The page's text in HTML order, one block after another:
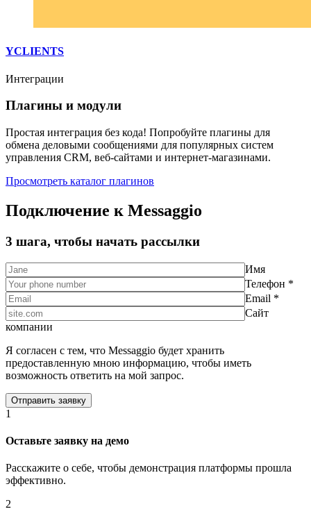
YCLIENTS
Интеграции
Плагины и модули
Простая интеграция без кода! Попробуйте плагины для
обмена деловыми сообщениями для популярных систем
управления CRM, веб-сайтами и интернет-магазинами.
Просмотреть каталог плагинов
Подключение к Messaggio
3 шага, чтобы начать рассылки
Имя
Телефон *
Email *
Сайт
компании
Я согласен с тем, что Messaggio будет хранить
предоставленную мною информацию, чтобы иметь
возможность ответить на мой запрос.
1
Оставьте заявку на демо
Расскажите о себе, чтобы демонстрация платформы прошла
эффективно.
2